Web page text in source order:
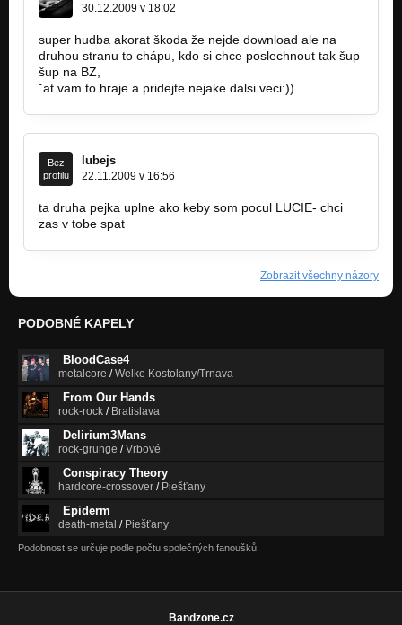
30.12.2009 v 18:02
super hudba akorat škoda že nejde download ale na
druhou stranu to chápu, kdo si chce poslechnout tak šup
šup na BZ,
ˇat vam to hraje a pridejte nejake dalsi veci:))
Bez
profilu
lubejs
22.11.2009 v 16:56
ta druha pejka uplne ako keby som pocul LUCIE- chci
zas v tobe spat
Zobrazit všechny názory
PODOBNÉ KAPELY
BloodCase4
metalcore /Welke Kostolany/Trnava
From Our Hands
rock-rock / Bratislava
Delirium3Mans
rock-grunge /Vrbové
Conspiracy Theory
hardcore-crossover / Piešťany
Epiderm
death-metal / Piešťany
Podobnost se určuje podle počtu společných fanoušků.
Bandzone.cz